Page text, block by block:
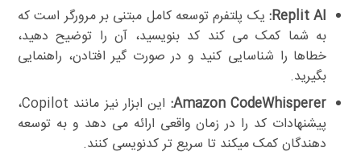
Replit AI: یک پلتفرم توسعه کامل مبتنی بر مرورگر است که
به شما کمک می کند کد بنویسید، آن را توضیح دهید،
خطاها را شناسایی کنید و در صورت گیر افتادن، راهنمایی
بگیرید.
Amazon CodeWhisperer:
این ابزار نیز مانند Copilot،
پیشنهادات کد را در زمان واقعی ارائه می دهد و به توسعه
دهندگان کمک میکند تا سریع تر کدنویسی کنند.